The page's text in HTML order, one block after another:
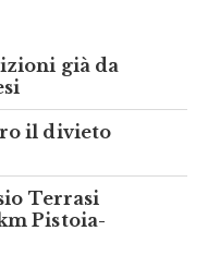
già da
il divieto
Terrasi
Pistoia-